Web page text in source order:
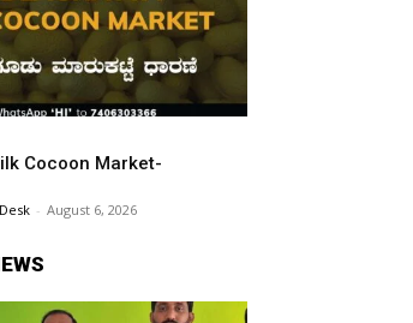
Cocoon Market-
- August 6, 2026